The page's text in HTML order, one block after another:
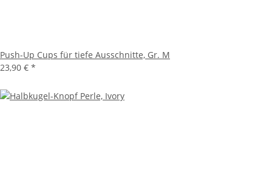
Push-Up Cups für tiefe Ausschnitte, Gr. M
23,90 € *